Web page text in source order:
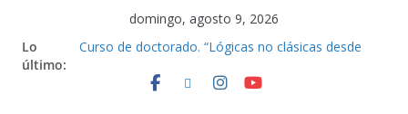
domingo, agosto 9, 2026
Lo
último:
2026
una perspectiva algebraica”